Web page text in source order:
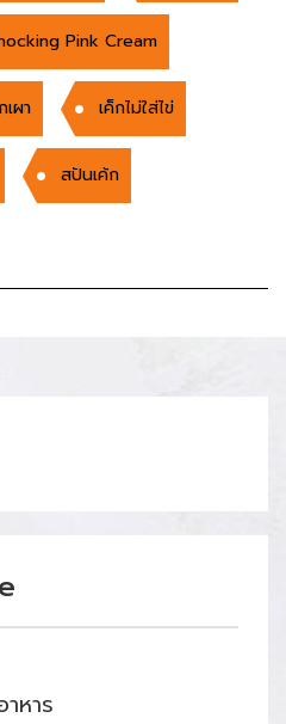
Pink Cream
ผา เค็กไม่ใส่ไข่
สปันเค้ก
หาร